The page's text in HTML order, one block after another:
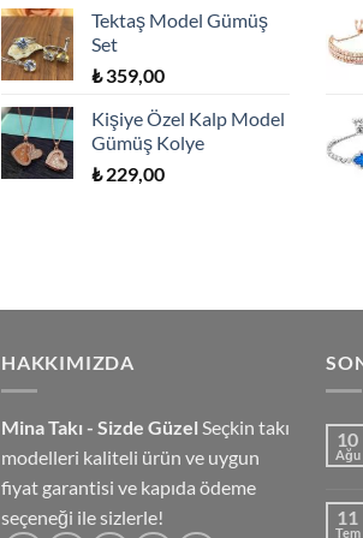
Tektaş Model Gümüş
Set
₺359,00
Kişiye Özel Kalp Model
Gümüş Kolye
₺229,00
HAKKIMIZDA
Mina Takı - Sizde Güzel Seçkin takı
modelleri kaliteli ürün ve uygun
fiyat garantisi ve kapıda ödeme
seçeneği ile sizlerle!
10
Ağu
11
Tem